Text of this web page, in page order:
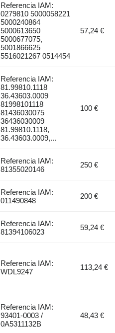
Referencia IAM:
0279810 5000058221
5000240864
5000613650
5000677075,
5001866625
5516021267 0514454
57,24 €
Referencia IAM:
81.99810.1118
36.43603.0009
81998101118
81436030075
36436030009
81.99810.1118,
36.43603.0009,...
100 €
Referencia IAM:
81355020146
250 €
Referencia IAM:
011490848
200 €
Referencia IAM:
81394106023
59,24 €
Referencia IAM:
WDL9247
113,24 €
Referencia IAM:
93401-0003 /
0A5311132B
48,43 €